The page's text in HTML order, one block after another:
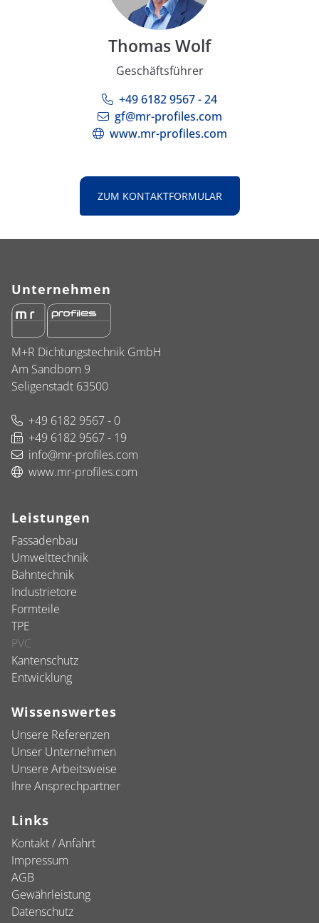
Thomas Wolf
Geschäftsführer
+49 6182 9567 - 24
gf@mr-profiles.com
www.mr-profiles.com
ZUM KONTAKTFORMULAR
Unternehmen
M+R Dichtungstechnik GmbH
Am Sandborn 9
Seligenstadt 63500
+49 6182 9567 - 0
+49 6182 9567 - 19
info@mr-profiles.com
www.mr-profiles.com
Leistungen
Fassadenbau
Umwelttechnik
Bahntechnik
Industrietore
Formteile
TPE
PVC
Kantenschutz
Entwicklung
Wissenswertes
Unsere Referenzen
Unser Unternehmen
Unsere Arbeitsweise
Ihre Ansprechpartner
Links
Kontakt / Anfahrt
Impressum
AGB
Gewährleistung
Datenschutz